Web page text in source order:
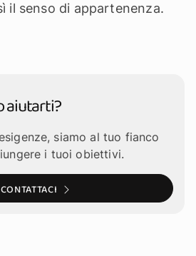
il senso di appartenenza.
aiutarti?
siamo al tuo fianco
i tuoi obiettivi.
CONTATTACI